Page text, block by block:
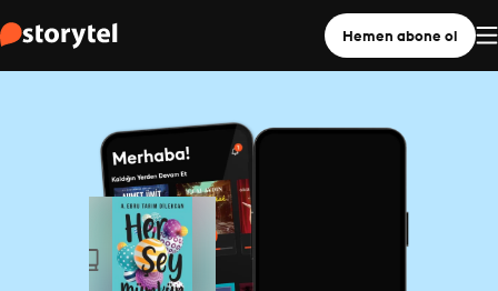
Hemen abone ol